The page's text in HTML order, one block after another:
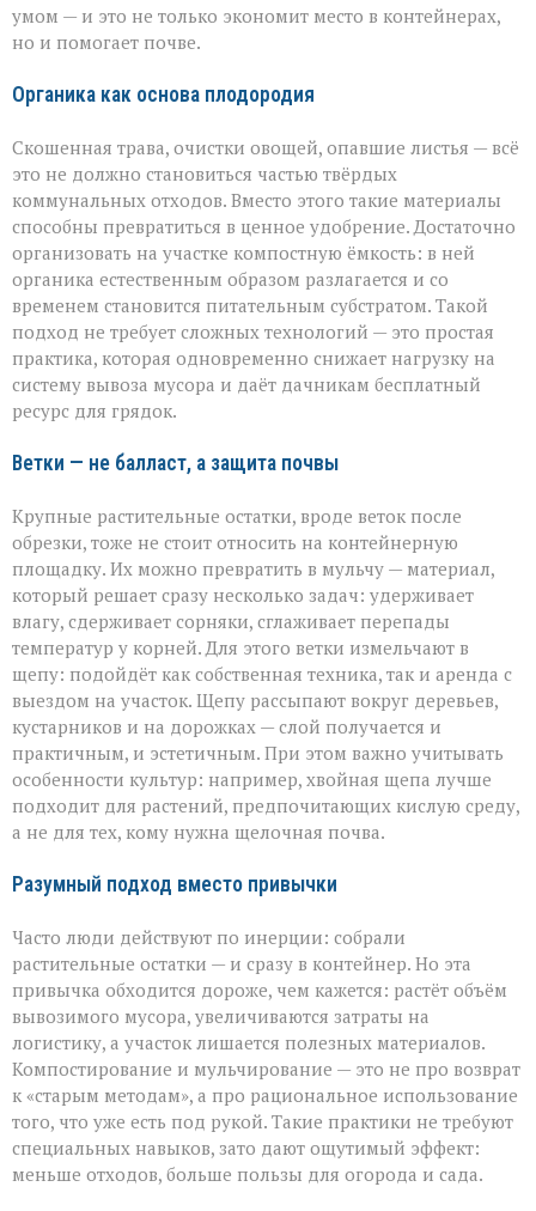
умом — и это не только экономит место в контейнерах,
но и помогает почве.
Органика как основа плодородия
Скошенная трава, очистки овощей, опавшие листья — всё
это не должно становиться частью твёрдых
коммунальных отходов. Вместо этого такие материалы
способны превратиться в ценное удобрение. Достаточно
организовать на участке компостную ёмкость: в ней
органика естественным образом разлагается и со
временем становится питательным субстратом. Такой
подход не требует сложных технологий — это простая
практика, которая одновременно снижает нагрузку на
систему вывоза мусора и даёт дачникам бесплатный
ресурс для грядок.
Ветки — не балласт, а защита почвы
Крупные растительные остатки, вроде веток после
обрезки, тоже не стоит относить на контейнерную
площадку. Их можно превратить в мульчу — материал,
который решает сразу несколько задач: удерживает
влагу, сдерживает сорняки, сглаживает перепады
температур у корней. Для этого ветки измельчают в
щепу: подойдёт как собственная техника, так и аренда с
выездом на участок. Щепу рассыпают вокруг деревьев,
кустарников и на дорожках — слой получается и
практичным, и эстетичным. При этом важно учитывать
особенности культур: например, хвойная щепа лучше
подходит для растений, предпочитающих кислую среду,
а не для тех, кому нужна щелочная почва.
Разумный подход вместо привычки
Часто люди действуют по инерции: собрали
растительные остатки — и сразу в контейнер. Но эта
привычка обходится дороже, чем кажется: растёт объём
вывозимого мусора, увеличиваются затраты на
логистику, а участок лишается полезных материалов.
Компостирование и мульчирование — это не про возврат
к «старым методам», а про рациональное использование
того, что уже есть под рукой. Такие практики не требуют
специальных навыков, зато дают ощутимый эффект:
меньше отходов, больше пользы для огорода и сада.